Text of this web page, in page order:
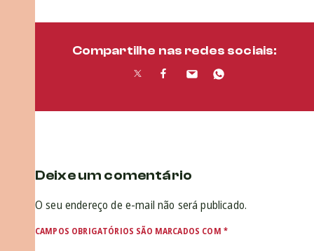
Compartilhe nas redes sociais:
Deixe um comentário
O seu endereço de e-mail não será publicado.
CAMPOS OBRIGATÓRIOS SÃO MARCADOS COM *